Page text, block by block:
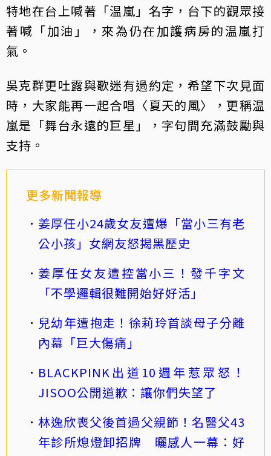
特地在台上喊著「温嵐」名字，台下的觀眾接
著喊「加油」，來為仍在加護病房的温嵐打
氣。
吳克群更吐露與歌迷有過約定，希望下次見面
時，大家能再一起合唱〈夏天的風〉，更稱温
嵐是「舞台永遠的巨星」，字句間充滿鼓勵與
支持。
更多新聞報導
姜厚任小24歲女友遭爆「當小三有老
公小孩」女網友怒揭黑歷史
姜厚任女友遭控當小三！發千字文
「不學邏輯很難開始好好活」
兒幼年遭抱走！徐莉玲首談母子分離
內幕「巨大傷痛」
BLACKPINK出道10週年惹眾怒！
JISOO公開道歉：讓你們失望了
林逸欣喪父後首過父親節！名醫父43
年診所熄燈卸招牌 曬感人一幕：好